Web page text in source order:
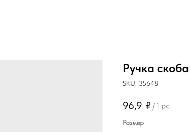
Ручка скоба
SKU: 35648
96,9 ₽ / 1 pc
Размер